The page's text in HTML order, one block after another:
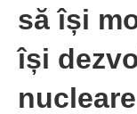
să își
își